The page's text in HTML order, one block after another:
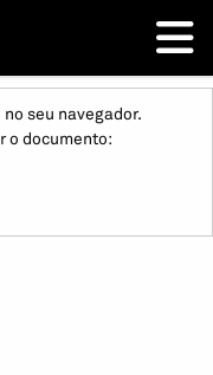
seu navegador.
o documento: